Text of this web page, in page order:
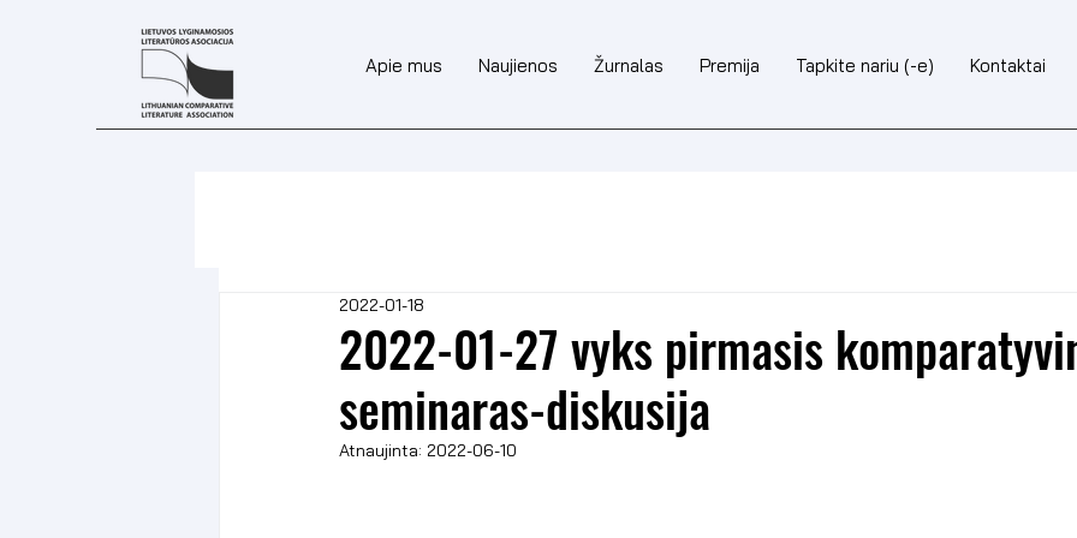
Apie mus Naujienos Žurnalas Premija Tapkite nariu (-e) Kontaktai
2022-01-27 vyks pirmasis
seminaras-diskusija
2022-01-18
Atnaujinta: 2022-06-10